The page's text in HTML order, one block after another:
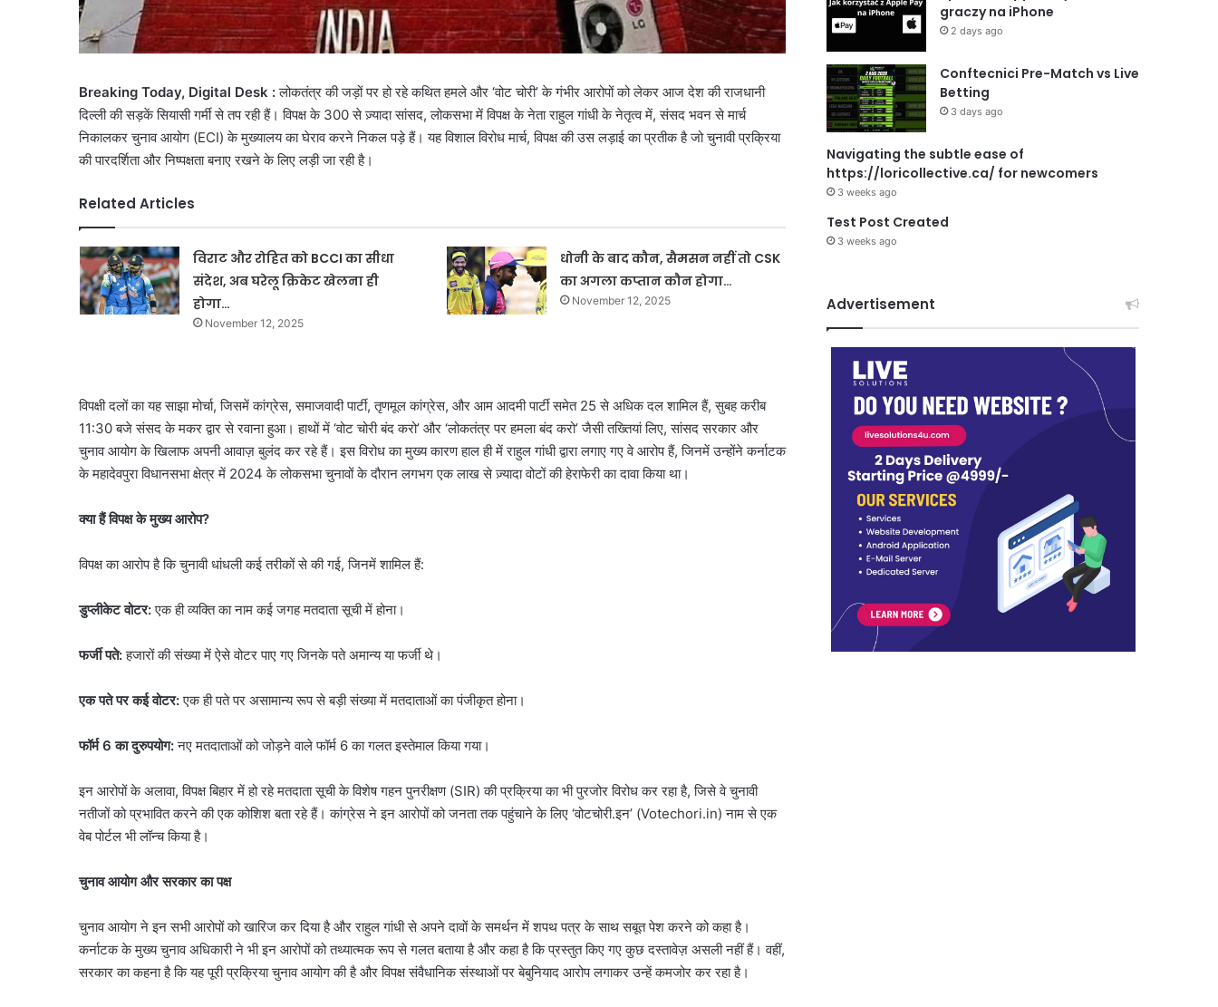
Breaking Today, Digital Desk :लोकतंत्र की जड़ों पर हो रहे कथित हमले और ‘वोट चोरी’ के गंभीर आरोपों को लेकर आज देश की राजधानी
दिल्ली की सड़कें सियासी गर्मी से तप रही हैं। विपक्ष के 300 से ज़्यादा सांसद, लोकसभा में विपक्ष के नेता राहुल गांधी के नेतृत्व में, संसद भवन से मार्च
निकालकर चुनाव आयोग (ECI) के मुख्यालय का घेराव करने निकल पड़े हैं। यह विशाल विरोध मार्च, विपक्ष की उस लड़ाई का प्रतीक है जो चुनावी प्रक्रिया
की पारदर्शिता और निष्पक्षता बनाए रखने के लिए लड़ी जा रही है।
Related Articles
विराट और रोहित को BCCI का सीधा
संदेश, अब घरेलू क्रिकेट खेलना ही
होगा…
November 12, 2025
धोनी के बाद कौन, सैमसन नहीं तो CSK
का अगला कप्तान कौन होगा…
November 12, 2025
विपक्षी दलों का यह साझा मोर्चा, जिसमें कांग्रेस, समाजवादी पार्टी, तृणमूल कांग्रेस, और आम आदमी पार्टी समेत 25 से अधिक दल शामिल हैं, सुबह करीब
11:30 बजे संसद के मकर द्वार से रवाना हुआ। हाथों में ‘वोट चोरी बंद करो’ और ‘लोकतंत्र पर हमला बंद करो’ जैसी तख्तियां लिए, सांसद सरकार और
चुनाव आयोग के खिलाफ अपनी आवाज़ बुलंद कर रहे हैं। इस विरोध का मुख्य कारण हाल ही में राहुल गांधी द्वारा लगाए गए वे आरोप हैं, जिनमें उन्होंने कर्नाटक
के महादेवपुरा विधानसभा क्षेत्र में 2024 के लोकसभा चुनावों के दौरान लगभग एक लाख से ज़्यादा वोटों की हेराफेरी का दावा किया था।
क्या हैं विपक्ष के मुख्य आरोप?
विपक्ष का आरोप है कि चुनावी धांधली कई तरीकों से की गई, जिनमें शामिल हैं:
डुप्लीकेट वोटर:एक ही व्यक्ति का नाम कई जगह मतदाता सूची में होना।
फर्जी पते:हजारों की संख्या में ऐसे वोटर पाए गए जिनके पते अमान्य या फर्जी थे।
एक पते पर कई वोटर:एक ही पते पर असामान्य रूप से बड़ी संख्या में मतदाताओं का पंजीकृत होना।
फॉर्म 6 का दुरुपयोग:नए मतदाताओं को जोड़ने वाले फॉर्म 6 का गलत इस्तेमाल किया गया।
इन आरोपों के अलावा, विपक्ष बिहार में हो रहे मतदाता सूची के विशेष गहन पुनरीक्षण (SIR) की प्रक्रिया का भी पुरजोर विरोध कर रहा है, जिसे वे चुनावी
नतीजों को प्रभावित करने की एक कोशिश बता रहे हैं। कांग्रेस ने इन आरोपों को जनता तक पहुंचाने के लिए ‘वोटचोरी.इन’ (Votechori.in) नाम से एक
वेब पोर्टल भी लॉन्च किया है।
चुनाव आयोग और सरकार का पक्ष
चुनाव आयोग ने इन सभी आरोपों को खारिज कर दिया है और राहुल गांधी से अपने दावों के समर्थन में शपथ पत्र के साथ सबूत पेश करने को कहा है।
कर्नाटक के मुख्य चुनाव अधिकारी ने भी इन आरोपों को तथ्यात्मक रूप से गलत बताया है और कहा है कि प्रस्तुत किए गए कुछ दस्तावेज़ असली नहीं हैं। वहीं,
सरकार का कहना है कि यह पूरी प्रक्रिया चुनाव आयोग की है और विपक्ष संवैधानिक संस्थाओं पर बेबुनियाद आरोप लगाकर उन्हें कमजोर कर रहा है।
graczy na iPhone
2 days ago
Conftecnici Pre-Match vs Live
Betting
3 days ago
Navigating the subtle ease of
https://loricollective.ca/ for newcomers
3 weeks ago
Test Post Created
3 weeks ago
Advertisement